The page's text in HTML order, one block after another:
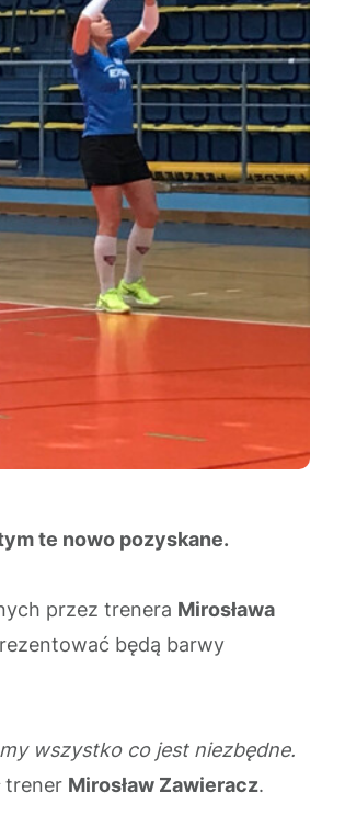
te nowo pozyskane.
przez trenera Mirosława
będą barwy
wszystko co jest niezbędne.
trener Mirosław Zawieracz.